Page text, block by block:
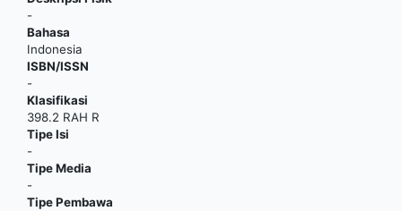
-
Bahasa
Indonesia
ISBN/ISSN
-
Klasifikasi
398.2 RAH R
Tipe Isi
-
Tipe Media
-
Tipe Pembawa